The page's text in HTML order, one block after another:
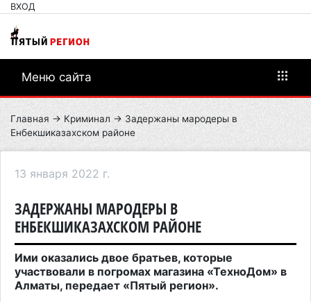
ВХОД
Меню сайта
Главная → Криминал → Задержаны мародеры в
Енбекшиказахском районе
13 января 2022 г.
ЗАДЕРЖАНЫ МАРОДЕРЫ В
ЕНБЕКШИКАЗАХСКОМ РАЙОНЕ
Ими оказались двое братьев, которые
участвовали в погромах магазина «ТехноДом» в
Алматы, передает «Пятый регион».